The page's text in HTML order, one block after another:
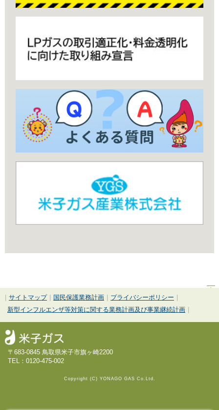
| サイトマップ | 国民保護業務計画 | プライバシーポリシー |
新型インフルエンザ等対策に関する業務計画及び事業継続計画 |
〒683-0845 鳥取県米子市旗ヶ崎2200
TEL：0120-475-002
Copyright (C) YONAGO GAS Co.Ltd.